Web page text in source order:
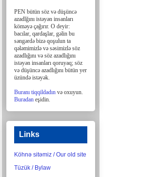
PEN bütün söz və düşüncə
azadlğını istəyən insanları
köməyə çağırır. O deyir:
bacılar, ‎qardaşlar, gəlin bu
səngərdə bizə qoşulun ta
qələmimizlə və səsimizlə söz
azadlığını və söz ‎azadlığını
istəyən insanları qoruyaq; söz
və düşüncə azadlığını bütün yer
üzündə istəyək.
Buranı tiqqildadın və oxuyun.
Buradan eşidin.
Links
Köhnə sitəmiz / Our old site
Tüzük / Bylaw